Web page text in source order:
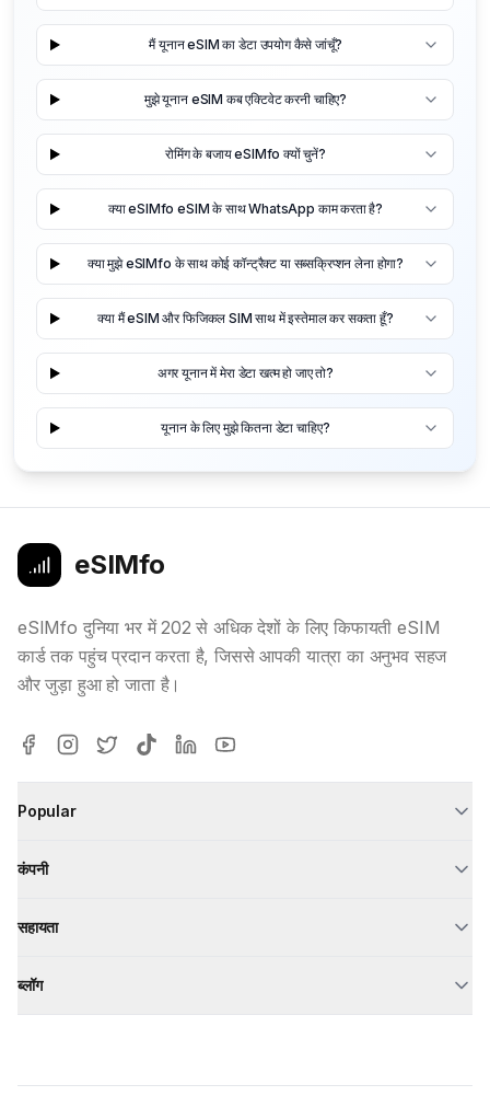
मैं यूनान eSIM का डेटा उपयोग कैसे जांचूँ?
मुझे यूनान eSIM कब एक्टिवेट करनी चाहिए?
रोमिंग के बजाय eSIMfo क्यों चुनें?
क्या eSIMfo eSIM के साथ WhatsApp काम करता है?
क्या मुझे eSIMfo के साथ कोई कॉन्ट्रैक्ट या सब्सक्रिप्शन लेना होगा?
क्या मैं eSIM और फिजिकल SIM साथ में इस्तेमाल कर सकता हूँ?
अगर यूनान में मेरा डेटा खत्म हो जाए तो?
यूनान के लिए मुझे कितना डेटा चाहिए?
eSIMfo
eSIMfo दुनिया भर में 202 से अधिक देशों के लिए किफायती eSIM
कार्ड तक पहुंच प्रदान करता है, जिससे आपकी यात्रा का अनुभव सहज
और जुड़ा हुआ हो जाता है।
Popular
कंपनी
सहायता
ब्लॉग